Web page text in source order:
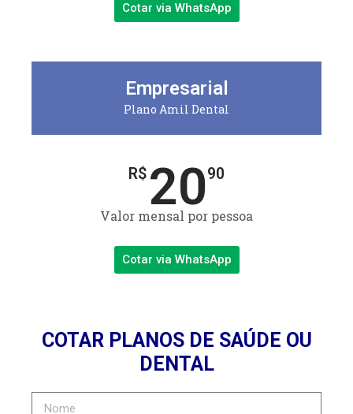
Cotar via WhatsApp
Empresarial
Plano Amil Dental
R$ 2090
Valor mensal por pessoa
Cotar via WhatsApp
COTAR PLANOS DE SAÚDE OU
DENTAL